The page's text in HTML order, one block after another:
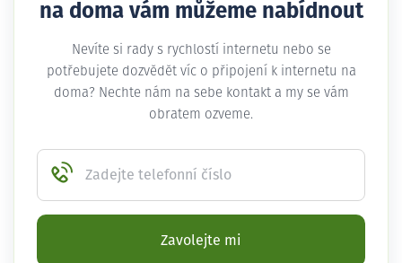
na doma vám můžeme nabídnout
Nevíte si rady s rychlostí internetu nebo se
potřebujete dozvědět víc o připojení k internetu na
doma? Nechte nám na sebe kontakt a my se vám
obratem ozveme.
Zadejte telefonní číslo
Zavolejte mi